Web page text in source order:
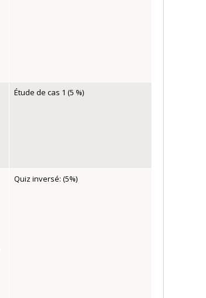
Étude de cas 1 (5 %)
Quiz inversé: (5%)